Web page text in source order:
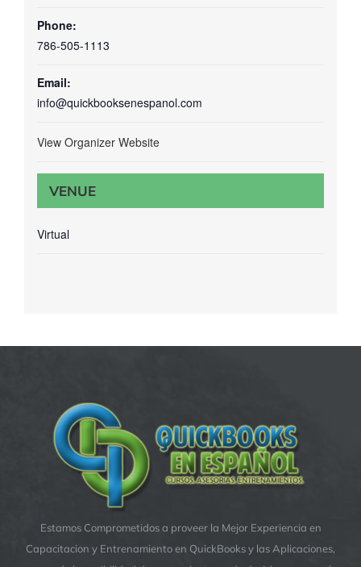
VENUE
Virtual
Phone:
786-505-1113
Email:
info@quickbooksenespanol.com
View Organizer Website
Estamos Comprometidos a proveer la Mejor Experiencia en
Capacitacion y Entrenamiento en QuickBooks y las Aplicaciones,